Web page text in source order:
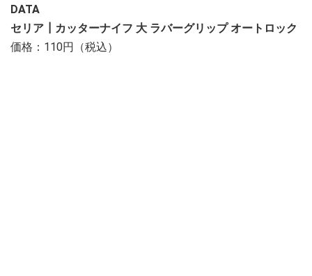
DATA
セリア┃カッターナイフ 大 ラバーグリップ オートロック
価格：110円（税込）